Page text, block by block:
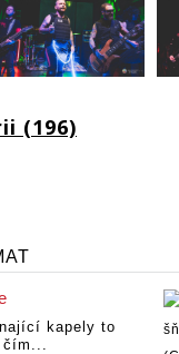
(196)
kapely to